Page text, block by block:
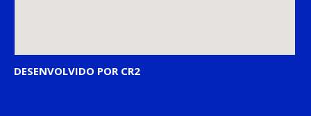
DESENVOLVIDO POR CR2